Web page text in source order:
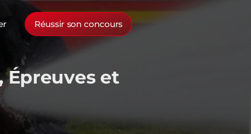
Réussir son concours
Épreuves et